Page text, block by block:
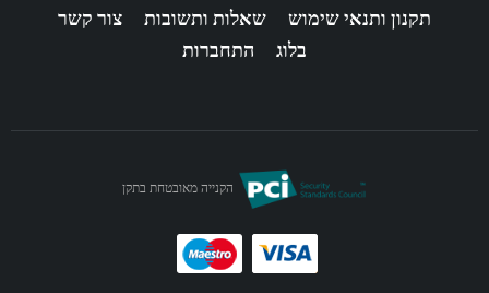
תקנון ותנאי שימוש
שאלות ותשובות
צור קשר
בלוג
התחברות
הקנייה מאובטחת בתקן